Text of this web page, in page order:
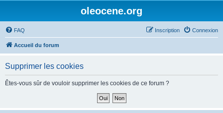
oleocene.org
FAQ Connexion
Inscription
Accueil du forum
Supprimer les cookies
Êtes-vous sûr de vouloir supprimer les cookies de ce forum ?